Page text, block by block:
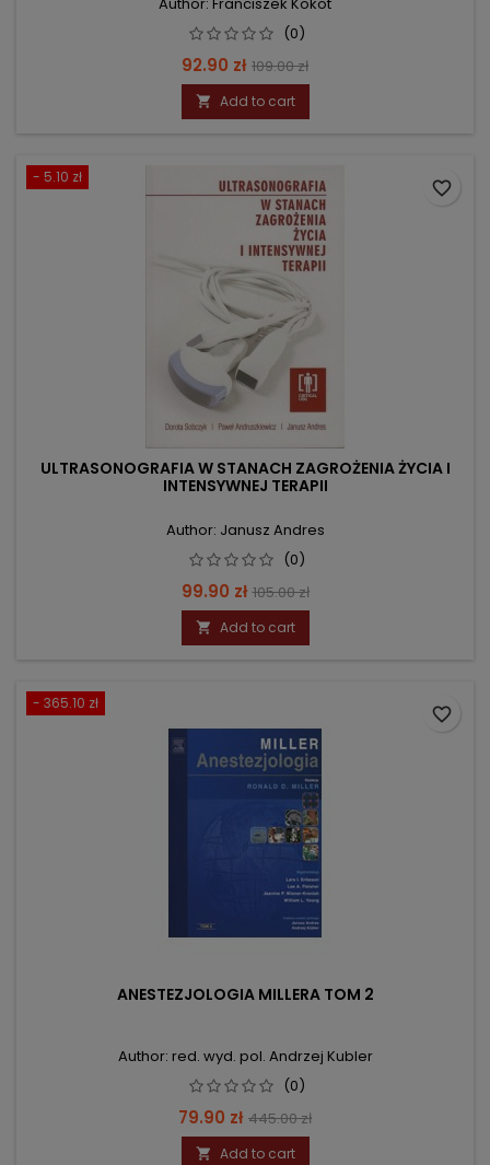
Author: Franciszek Kokot
(0)
Price
92.90 zł Regular
price
109.00 zł
 Add to cart
- 5.10 zł
ULTRASONOGRAFIA W STANACH ZAGROŻENIA ŻYCIA I
INTENSYWNEJ TERAPII
Author: Janusz Andres
(0)
Price
99.90 zł Regular
price
105.00 zł
 Add to cart
favorite_border
- 365.10 zł
ANESTEZJOLOGIA MILLERA TOM 2
Author: red. wyd. pol. Andrzej Kubler
(0)
Price
79.90 zł Regular
price
445.00 zł
 Add to cart
favorite_border